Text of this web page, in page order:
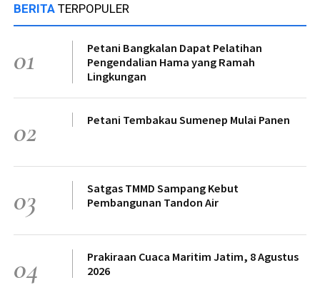
BERITA TERPOPULER
01
Petani Bangkalan Dapat Pelatihan
Pengendalian Hama yang Ramah
Lingkungan
02 Petani Tembakau Sumenep Mulai Panen
03
Satgas TMMD Sampang Kebut
Pembangunan Tandon Air
04
Prakiraan Cuaca Maritim Jatim, 8 Agustus
2026